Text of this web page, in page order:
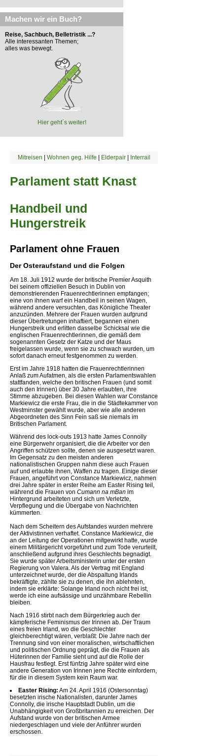
Machen wir ein Buch?
Reise, Sachbuch, Belletristik ...?
Alle interessanten Themen;
alles was bewegt.
Hier geht´s weiter!
Mitreisen | Wohnen geg. Hilfe | Elderpair| Interrail
Parlament statt Knast
Handbeil und
Hungerstreik
Parlament ohne Frauen
Der Osteraufstand und die Folgen
Am 18. Juli 1912 wurde der britische Premier Asquith
bei seinem offiziellen Besuch in Dublin von
demonstrierenden Frauenrechtlerinnen empfangen;
eine von ihnen warf ein Handbeil in seinen Wagen,
während andere versuchten, das Königliche Theater
anzuzünden. Mehrere der Frauen wurden aufgrund
dieser Übertretungen inhaftiert, begannen einen
Hungerstreik und erlitten dasselbe Schicksal wie die
englischen Frauenrechtlerinnen, die gemäß dem
sogenannten Gesetz der Katze und der Maus
freigelassen wurde, wenn sie zu schwach wurden, um
sofort danach erneut festgenommen zu werden.
Erst im Jahre 1918 hatten die Frauenrechtlerinnen
Anlaß zum Aufatmen, als die ersten Parlamentswahlen
stattfanden, welche den britischen Frauen (und somit
auch den Irinnen) über 30 Jahre erlaubten, ihre
Stimme abzugeben. Bei diesen Wahlen war Constance
Markiewicz die erste Frau, die in die Städtekammer von
Westminster gewählt wurde, aber wie alle anderen
Abgeordneten des Sinn Fein saß sie niemals im
Britischen Parlament.
Während des lock-outs 1913 hatte James Connolly
eine Bürgerwehr organisiert, die die Arbeiter vor den
Angriffen schützen sollte, denen sie ausgesetzt waren.
Im Gegensatz zu den meisten anderen
nationalistischen Gruppen nahm diese auch Frauen
auf und erlaubte ihnen, Waffen zu tragen. Einige dieser
Frauen, angeführt von Constance Markiewicz, nahmen
drei Jahre später in erster Reihe am Easter Rising teil,
während die Frauen von Cumann na mBan im
Hintergrund arbeiteten und sich um Verletzte,
Verpflegung und die Übergabe von Nachrichten
kümmerten.
Nach dem Scheitern des Aufstandes wurden mehrere
der Aktivistinnen verhaftet. Constance Markiewicz, die
an der Leitung der Operationen mitgewirkt hatte, wurde
einem Militärgericht vorgeführt und zum Tode verurteilt,
anschließend aufgrund ihres Geschlechts begnadigt.
Sie wurde später Arbeitsministerin unter der ersten
Regierung von Valera. Als der Vertrag mit England
unterzeichnet wurde, der die Abspaltung Irlands
bekräftigte, zählte sie zu denen, die ihn ablehnten,
indem sie erklärte: Solange Irland noch nicht frei ist,
werde ich eine aufsässige und unzähmbare Rebellin
bleiben.
Nach 1916 stirbt nach dem Bürgerkrieg auch der
kämpferische Feminismus der Irinnen ab. Der Traum
eines freien Irland, wo die Geschlechter
gleichberechtigt wären, verblaßt: Die Jahre nach der
Trennung sind von einer moralischen, wirtschaftlichen
und politischen Ordnung geprägt, die die Frauen als
Hüterinnen der Familie sieht und auf die Rolle der
Hausfrau festlegt. Erst fünfzig Jahre später wird eine
andere Generation von Irinnen jene Rechte einfordern,
für die in diesem System kein Raum war.
Easter Rising: Am 24. April 1916 (Ostersonntag)
besetzten irische Nationalisten, darunter James
Connolly, die irische Hauptstadt Dublin, um die
Unabhängigkeit von Großbritannien zu erreichen. Der
Aufstand wurde von der britischen Armee
niedergeschlagen und viele der Anführer wurden
erschossen.